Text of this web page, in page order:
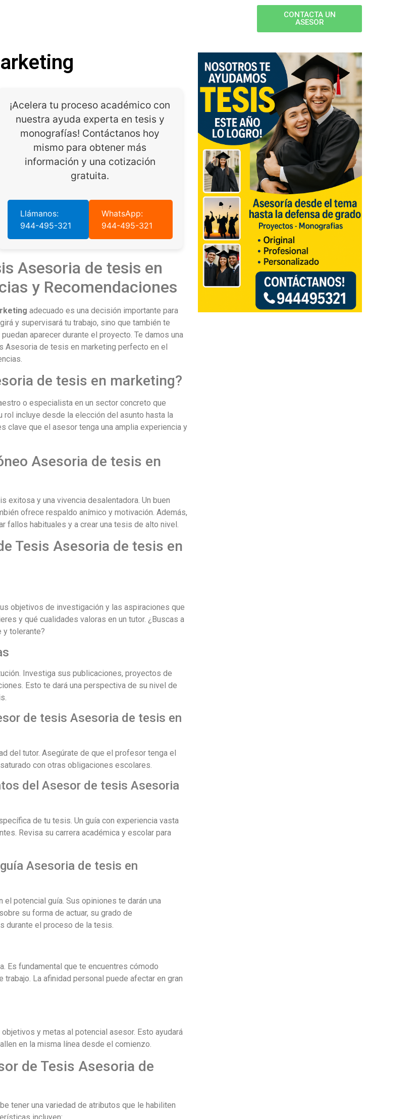
CONTACTA UN
ASESOR
¡Acelera tu proceso académico con
nuestra ayuda experta en tesis y
monografías! Contáctanos hoy
mismo para obtener más
información y una cotización
gratuita.
Llámanos:
944-495-321
WhatsApp:
944-495-321
Asesoria de tesis en
y Recomendaciones
adecuado es una decisión importante para
y supervisará tu trabajo, sino que también te
aparecer durante el proyecto. Te damos una
Asesoria de tesis en marketing perfecto en el
de tesis en marketing?
o especialista en un sector concreto que
incluye desde la elección del asunto hasta la
clave que el asesor tenga una amplia experiencia y
Asesoria de tesis en
exitosa y una vivencia desalentadora. Un buen
ofrece respaldo anímico y motivación. Además,
fallos habituales y a crear una tesis de alto nivel.
Tesis Asesoria de tesis en
objetivos de investigación y las aspiraciones que
y qué cualidades valoras en un tutor. ¿Buscas a
y tolerante?
Investiga sus publicaciones, proyectos de
Esto te dará una perspectiva de su nivel de
de tesis Asesoria de tesis en
del tutor. Asegúrate de que el profesor tenga el
con otras obligaciones escolares.
del Asesor de tesis Asesoria
de tu tesis. Un guía con experiencia vasta
Revisa su carrera académica y escolar para
Asesoria de tesis en
potencial guía. Sus opiniones te darán una
su forma de actuar, su grado de
durante el proceso de la tesis.
Es fundamental que te encuentres cómodo
trabajo. La afinidad personal puede afectar en gran
y metas al potencial asesor. Esto ayudará
en la misma línea desde el comienzo.
de Tesis Asesoria de
tener una variedad de atributos que le habiliten